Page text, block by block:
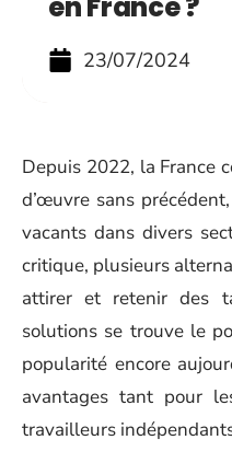
23/07/2024
Depuis 2022, la France
d’œuvre sans
vacants dans divers
critique, plusieurs
attirer et retenir des
solutions se trouve le
popularité encore
avantages tant pour
travailleurs